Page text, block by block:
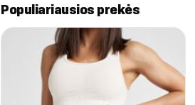
Populiariausios prekės